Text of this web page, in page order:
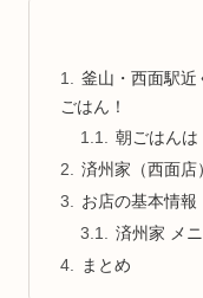
釜山・西面駅近
ごはん！
朝ごはんは
済州家（西面店
お店の基本情報
済州家 メ
まとめ